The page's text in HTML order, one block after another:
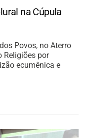
na Cúpula
Povos, no Aterro
Religiões por
ecumênica e